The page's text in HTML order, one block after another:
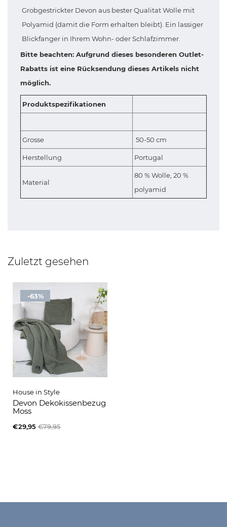
Grobgestrickter Devon aus bester Qualitat Wolle mit
Polyamid (damit die Form erhalten bleibt). Ein lassiger
Blickfanger in Ihrem Wohn- oder Schlafzimmer.
Bitte beachten: Aufgrund dieses besonderen Outlet-
Rabatts ist eine Rücksendung dieses Artikels nicht
möglich.
Produktspezifikationen
Grosse 50-50 cm
Herstellung Portugal
Material
80 % Wolle, 20 %
polyamid
Zuletzt gesehen
-63%
House in Style
Devon Dekokissenbezug
Moss
€29,95 €79,95